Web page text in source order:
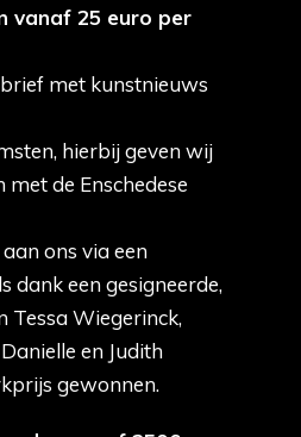
vanaf 25 euro per
met kunstnieuws
hierbij geven wij
de Enschedese
ons via een
dank een gesigneerde,
Tessa Wiegerinck,
en Judith
gewonnen.